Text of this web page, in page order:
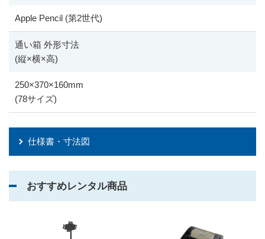
Apple Pencil (第2世代)
通い箱 外形寸法
(縦×横×高)
250×370×160mm
(78サイズ)
仕様書・寸法図
おすすめレンタル商品